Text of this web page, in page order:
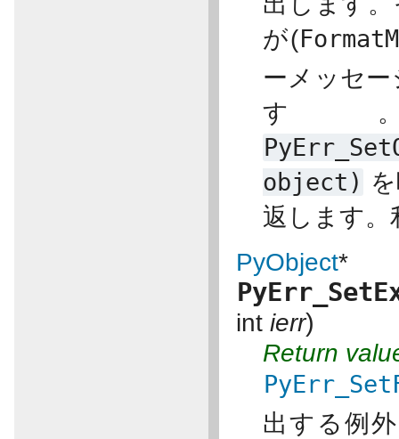
が(
ーメッセ
す
object)
返します。
PyObject*
int ierr)
Return
出する例